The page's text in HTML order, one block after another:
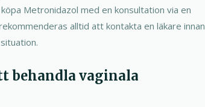
Metronidazol med en konsultation via en
alltid att kontakta en läkare innan
behandla vaginala